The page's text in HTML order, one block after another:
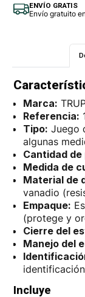
ENVÍO GRATIS
Envío gratuito
Marca:
Referencia:
Tipo: Juego
algunas
Cantidad de
Medida de
Material de
vanadio
Empaque:
(protege y
Cierre del
Manejo del
identificación
Incluye